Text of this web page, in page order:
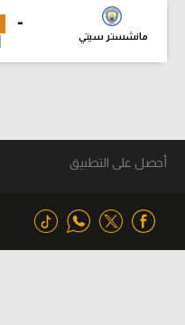
-
مانشستر سيتي
أحصل على التطبيق